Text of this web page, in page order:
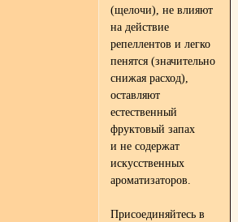
(щелочи), не влияют
на действие
репеллентов и легко
пенятся (значительно
снижая расход),
оставляют
естественный
фруктовый запах
и не содержат
искусственных
ароматизаторов.
Присоединяйтесь в